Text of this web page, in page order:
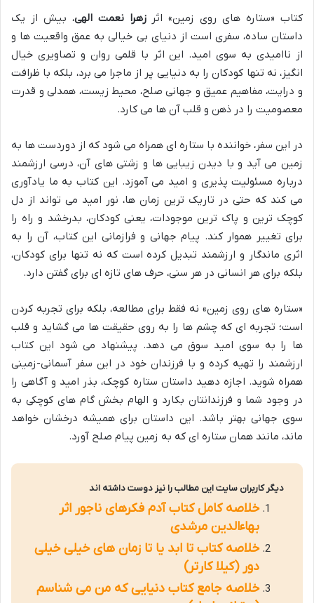
کتاب «ستاره های روی زمین» اثرزهرا نعمت الهی، بیش از یک
داستان ساده، سفری است از دنیای بی خیالی به عمق واقعیت ها و
از ناامیدی به سوی امید. این اثر با قلمی روان و تصاویری خیال
انگیز، نه تنها کودکان را به دنیایی پر از ماجرا می برد، بلکه با ظرافت
و درایت، مفاهیم عمیق و جهانی صلح، محیط زیست، همدلی و قدرت
معصومیت را در ذهن و قلب آن ها می کارد.
در این سفر، خواننده با ستاره ای همراه می شود که از دوردست ها به
زمین می آید و با دیدن زیبایی ها و زشتی های آن، درسی ارزشمند
درباره مسئولیت پذیری و امید می آموزد. این کتاب به ما یادآوری
می کند که حتی در تاریک ترین زمان ها، نور امید می تواند از دل
کوچک ترین و پاک ترین موجودات، یعنی کودکان، بدرخشد و راه را
برای تغییر هموار کند. پیام جهانی و فرازمانی این کتاب، آن را به
اثری ماندگار و ارزشمند تبدیل کرده است که نه تنها برای کودکان،
بلکه برای هر انسانی در هر سنی، حرف های تازه ای برای گفتن دارد.
«ستاره های روی زمین» نه فقط برای مطالعه، بلکه برای تجربه کردن
است؛ تجربه ای که چشم ها را به روی حقیقت ها می گشاید و قلب
ها را به سوی امید سوق می دهد. پیشنهاد می شود این کتاب
ارزشمند را تهیه کرده و با فرزندان خود در این سفر آسمانی-زمینی
همراه شوید. اجازه دهید داستان ستاره کوچک، بذر امید و آگاهی را
در وجود شما و فرزندانتان بکارد و الهام بخش گام های کوچکی به
سوی جهانی بهتر باشد. این داستان برای همیشه درخشان خواهد
ماند، مانند همان ستاره ای که به زمین پیام صلح آورد.
دیگر کاربران سایت این مطالب را نیز دوست داشته اند
خلاصه کامل کتاب آدم فکرهای ناجور اثر
بهاءالدین مرشدی
خلاصه کتاب تا ابد یا تا زمان های خیلی خیلی
دور (کیلا کارتر)
خلاصه جامع کتاب دنیایی که من می شناسم